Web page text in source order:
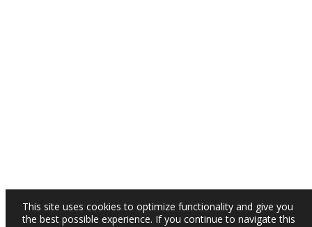
This site uses cookies to optimize functionality and give you
the best possible experience. If you continue to navigate this